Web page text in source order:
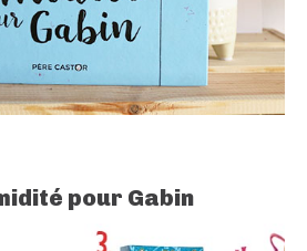
pour Gabin